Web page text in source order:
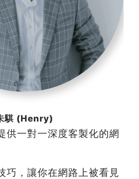
騏 (Henry)
供一對一深度客製化的網
巧，讓你在網路上被看見